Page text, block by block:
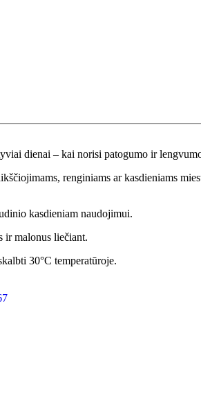
dienai – kai norisi patogumo ir
renginiams ar kasdieniams
kasdieniam naudojimui.
ir malonus liečiant.
30°C temperatūroje.